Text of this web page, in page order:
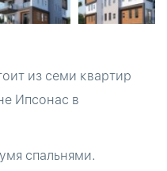
из семи квартир
Ипсонас в
спальнями.